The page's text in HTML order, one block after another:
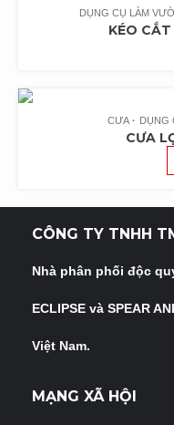
DỤNG CỤ LÀM
KÉO
CƯA DỤNG
CƯA
CÔNG TY TNHH
Nhà phân phối độc
ECLIPSE và SPEAR
Việt Nam.
MẠNG XÃ HỘI